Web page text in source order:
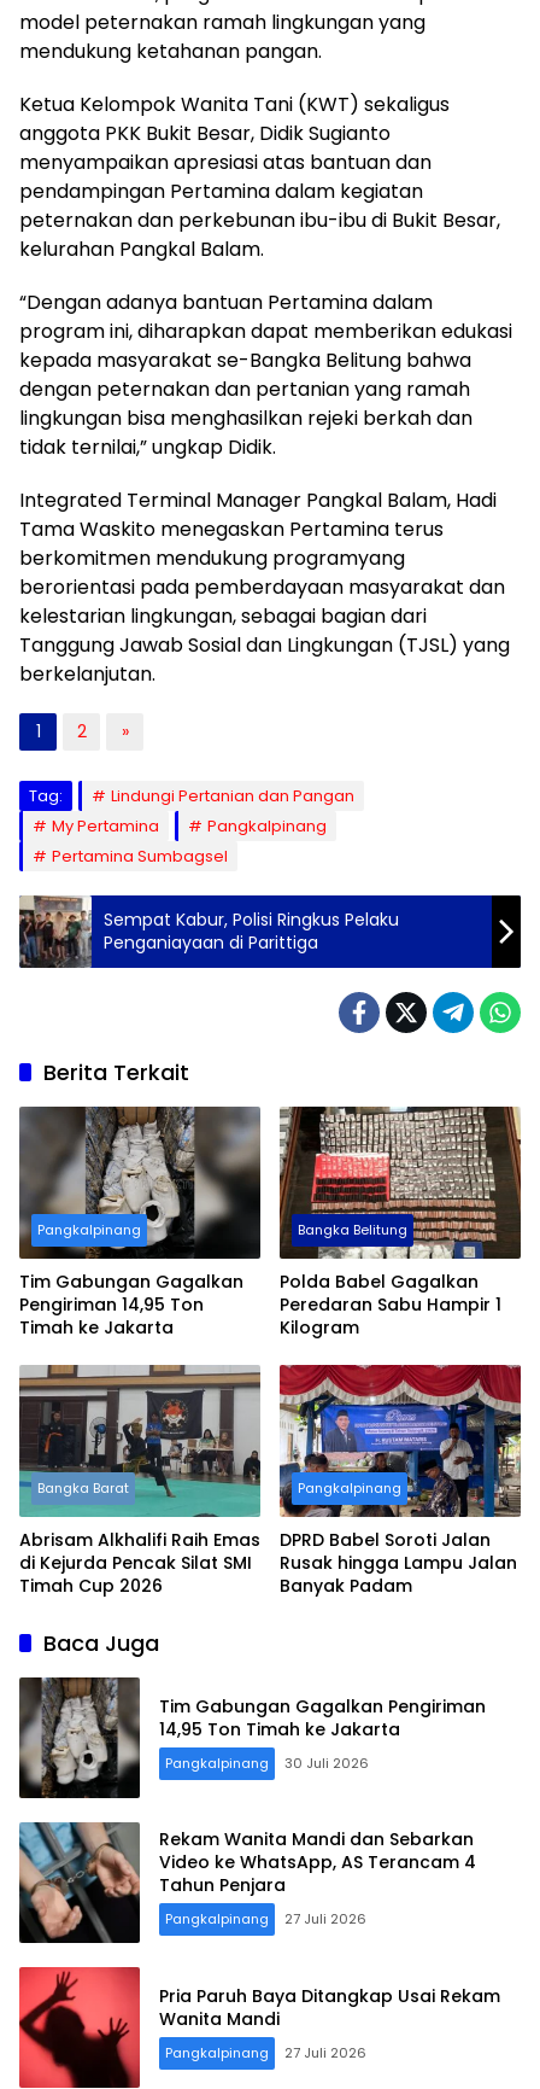
Terdepan Menyorot Fakta.
model peternakan ramah lingkungan yang
mendukung ketahanan pangan.
Ketua Kelompok Wanita Tani (KWT) sekaligus
anggota PKK Bukit Besar, Didik Sugianto
menyampaikan apresiasi atas bantuan dan
pendampingan Pertamina dalam kegiatan
peternakan dan perkebunan ibu-ibu di Bukit Besar,
kelurahan Pangkal Balam.
“Dengan adanya bantuan Pertamina dalam
program ini, diharapkan dapat memberikan edukasi
kepada masyarakat se-Bangka Belitung bahwa
dengan peternakan dan pertanian yang ramah
lingkungan bisa menghasilkan rejeki berkah dan
tidak ternilai,” ungkap Didik.
Integrated Terminal Manager Pangkal Balam, Hadi
Tama Waskito menegaskan Pertamina terus
berkomitmen mendukung programyang
berorientasi pada pemberdayaan masyarakat dan
kelestarian lingkungan, sebagai bagian dari
Tanggung Jawab Sosial dan Lingkungan (TJSL) yang
berkelanjutan.
1 2 »
Tag:
Lindungi Pertanian dan Pangan
My Pertamina
Pangkalpinang
Pertamina Sumbagsel
Sempat Kabur, Polisi Ringkus Pelaku
Penganiayaan di Parittiga
Berita Terkait
Pangkalpinang
Tim Gabungan Gagalkan
Pengiriman 14,95 Ton
Timah ke Jakarta
Bangka Belitung
Polda Babel Gagalkan
Peredaran Sabu Hampir 1
Kilogram
Bangka Barat
Abrisam Alkhalifi Raih Emas
di Kejurda Pencak Silat SMI
Timah Cup 2026
Pangkalpinang
DPRD Babel Soroti Jalan
Rusak hingga Lampu Jalan
Banyak Padam
Baca Juga
Tim Gabungan Gagalkan Pengiriman
14,95 Ton Timah ke Jakarta
Pangkalpinang 30 Juli 2026
Rekam Wanita Mandi dan Sebarkan
Video ke WhatsApp, AS Terancam 4
Tahun Penjara
Pangkalpinang 27 Juli 2026
Pria Paruh Baya Ditangkap Usai Rekam
Wanita Mandi
Pangkalpinang 27 Juli 2026